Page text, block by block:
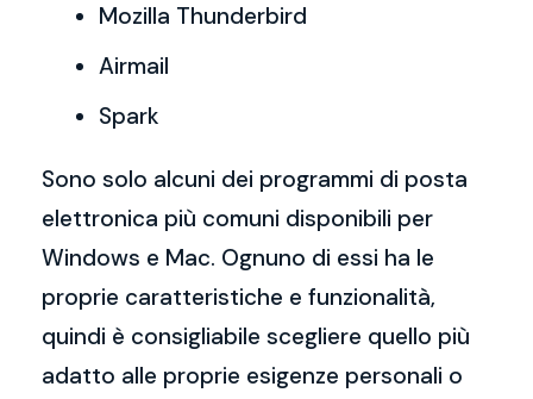
Mozilla Thunderbird
Airmail
Spark
Sono solo alcuni dei programmi di posta
elettronica più comuni disponibili per
Windows e Mac. Ognuno di essi ha le
proprie caratteristiche e funzionalità,
quindi è consigliabile scegliere quello più
adatto alle proprie esigenze personali o